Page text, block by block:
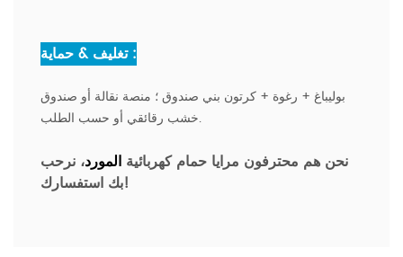
تغليف & حماية :
بوليباغ + رغوة + كرتون بني صندوق ؛ منصة نقالة أو صندوق
خشب رقائقي أو حسب الطلب.
نحن هم محترفون مرايا حمام كهربائية المورد، نرحب
بك استفسارك!